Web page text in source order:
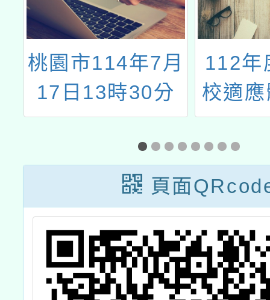
桃園市114年7月
17日13時30分
至14時實施
2025城鎮韌性
(防空)演習，防
空警報發放後實
施人、車疏散避
難及交通管制
112年
校適
藍圖
有杖無
頁面